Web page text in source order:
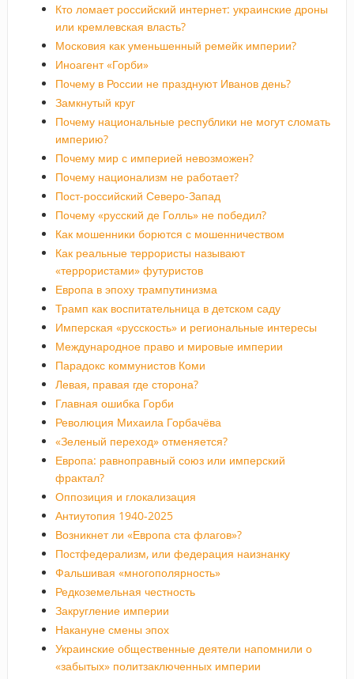
Кто ломает российский интернет: украинские дроны
или кремлевская власть?
Московия как уменьшенный ремейк империи?
Иноагент «Горби»
Почему в России не празднуют Иванов день?
Замкнутый круг
Почему национальные республики не могут сломать
империю?
Почему мир с империей невозможен?
Почему национализм не работает?
Пост-российский Северо-Запад
Почему «русский де Голль» не победил?
Как мошенники борются с мошенничеством
Как реальные террористы называют
«террористами» футуристов
Европа в эпоху трампутинизма
Трамп как воспитательница в детском саду
Имперская «русскость» и региональные интересы
Международное право и мировые империи
Парадокс коммунистов Коми
Левая, правая где сторона?
Главная ошибка Горби
Революция Михаила Горбачёва
«Зеленый переход» отменяется?
Европа: равноправный союз или имперский
фрактал?
Оппозиция и глокализация
Антиутопия 1940-2025
Возникнет ли «Европа ста флагов»?
Постфедерализм, или федерация наизнанку
Фальшивая «многополярность»
Редкоземельная честность
Закругление империи
Накануне смены эпох
Украинские общественные деятели напомнили о
«забытых» политзаключенных империи